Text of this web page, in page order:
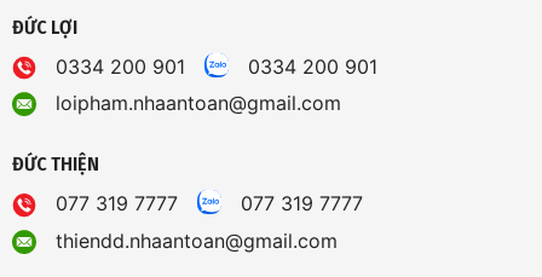
ĐỨC LỢI
0334 200 901
0334 200 901
loipham.nhaantoan@gmail.com
ĐỨC THIỆN
077 319 7777
077 319 7777
thiendd.nhaantoan@gmail.com